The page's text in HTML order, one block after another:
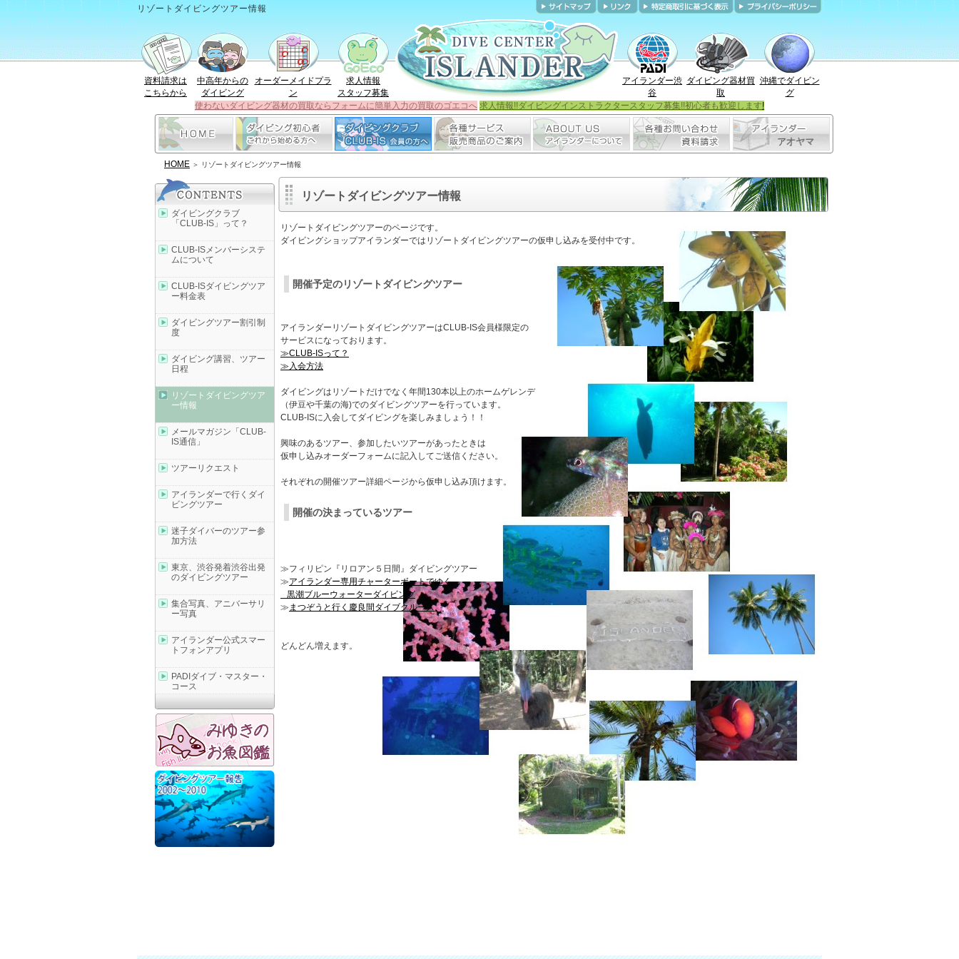
リゾートダイビングツアー情報
資料請求は
こちらから
中高年からの
ダイビング
オーダーメイドプラ
ン
求人情報
スタッフ募集
アイランダー渋
谷
ダイビング器材買
取
沖縄でダイビン
グ
使わないダイビング器材の買取ならフォームに簡単入力の買取のゴエコへ 求人情報!!ダイビングインストラクタースタッフ募集!!初心者も歓迎します!
HOME ＞ リゾートダイビングツアー情報
ダイビングクラブ
「CLUB-IS」って？
CLUB-ISメンバーシステ
ムについて
CLUB-ISダイビングツア
ー料金表
ダイビングツアー割引制
度
ダイビング講習、ツアー
日程
リゾートダイビングツア
ー情報
メールマガジン「CLUB-
IS通信」
ツアーリクエスト
アイランダーで行くダイ
ビングツアー
迷子ダイバーのツアー参
加方法
東京、渋谷発着渋谷出発
のダイビングツアー
集合写真、アニバーサリ
ー写真
アイランダー公式スマー
トフォンアプリ
PADIダイブ・マスター・
コース
リゾートダイビングツアー情報
リゾートダイビングツアーのページです。
ダイビングショップアイランダーではリゾートダイビングツアーの仮申し込みを受付中です。
開催予定のリゾートダイビングツアー
アイランダーリゾートダイビングツアーはCLUB-IS会員様限定の
サービスになっております。
≫CLUB-ISって？
≫入会方法
ダイビングはリゾートだけでなく年間130本以上のホームゲレンデ
（伊豆や千葉の海)でのダイビングツアーを行っています。
CLUB-ISに入会してダイビングを楽しみましょう！！
興味のあるツアー、参加したいツアーがあったときは
仮申し込みオーダーフォームに記入してご送信ください。
それぞれの開催ツアー詳細ページから仮申し込み頂けます。
開催の決まっているツアー
≫フィリピン『リロアン５日間』ダイビングツアー
≫アイランダー専用チャーターボートでゆく
黒潮ブルーウォーターダイビング
≫ まつぞうと行く慶良間ダイブクルーズ
どんどん増えます。